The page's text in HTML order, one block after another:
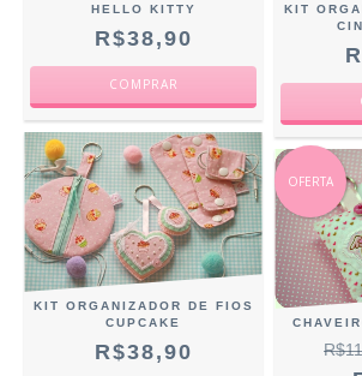
HELLO KITTY
R$38,90
KIT
KIT ORGANIZADOR DE FIOS
CUPCAKE
R$38,90
OFERTA